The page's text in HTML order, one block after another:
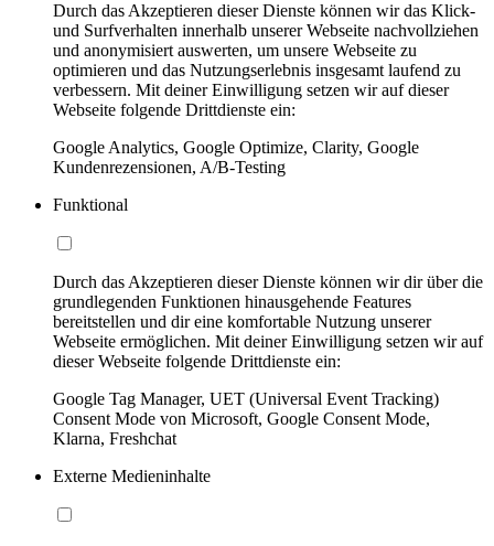
Durch das Akzeptieren dieser Dienste können wir das Klick-
und Surfverhalten innerhalb unserer Webseite nachvollziehen
und anonymisiert auswerten, um unsere Webseite zu
optimieren und das Nutzungserlebnis insgesamt laufend zu
verbessern. Mit deiner Einwilligung setzen wir auf dieser
Webseite folgende Drittdienste ein:
Google Analytics, Google Optimize, Clarity, Google
Kundenrezensionen, A/B-Testing
Funktional
Durch das Akzeptieren dieser Dienste können wir dir über die
grundlegenden Funktionen hinausgehende Features
bereitstellen und dir eine komfortable Nutzung unserer
Webseite ermöglichen. Mit deiner Einwilligung setzen wir auf
dieser Webseite folgende Drittdienste ein:
Google Tag Manager, UET (Universal Event Tracking)
Consent Mode von Microsoft, Google Consent Mode,
Klarna, Freshchat
Externe Medieninhalte